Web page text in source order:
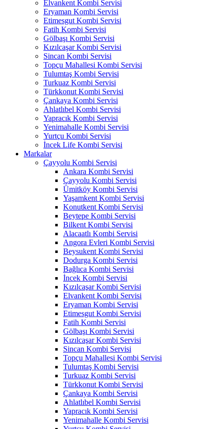
Elvankent Kombi Servisi
Eryaman Kombi Servisi
Etimesgut Kombi Servisi
Fatih Kombi Servisi
Gölbaşı Kombi Servisi
Kızılcaşar Kombi Servisi
Sincan Kombi Servisi
Topçu Mahallesi Kombi Servisi
Tulumtaş Kombi Servisi
Turkuaz Kombi Servisi
Türkkonut Kombi Servisi
Çankaya Kombi Servisi
Ahlatlıbel Kombi Servisi
Yapracık Kombi Servisi
Yenimahalle Kombi Servisi
Yurtçu Kombi Servisi
İncek Life Kombi Servisi
Markalar
Çayyolu Kombi Servisi
Ankara Kombi Servisi
Çayyolu Kombi Servisi
Ümitköy Kombi Servisi
Yaşamkent Kombi Servisi
Konutkent Kombi Servisi
Beytepe Kombi Servisi
Bilkent Kombi Servisi
Alacaatlı Kombi Servisi
Angora Evleri Kombi Servisi
Beysukent Kombi Servisi
Dodurga Kombi Servisi
Bağlıca Kombi Servisi
İncek Kombi Servisi
Kızılcaşar Kombi Servisi
Elvankent Kombi Servisi
Eryaman Kombi Servisi
Etimesgut Kombi Servisi
Fatih Kombi Servisi
Gölbaşı Kombi Servisi
Kızılcaşar Kombi Servisi
Sincan Kombi Servisi
Topçu Mahallesi Kombi Servisi
Tulumtaş Kombi Servisi
Turkuaz Kombi Servisi
Türkkonut Kombi Servisi
Çankaya Kombi Servisi
Ahlatlıbel Kombi Servisi
Yapracık Kombi Servisi
Yenimahalle Kombi Servisi